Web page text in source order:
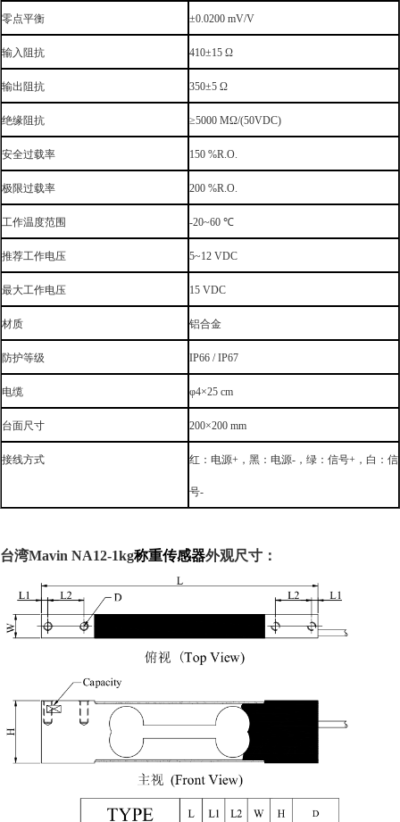
零点平衡 ±0.0200 mV/V
输入阻抗 410±15 Ω
输出阻抗 350±5 Ω
绝缘阻抗 ≥5000 MΩ/(50VDC)
安全过载率 150 %R.O.
极限过载率 200 %R.O.
工作温度范围 -20~60 ℃
推荐工作电压 5~12 VDC
最大工作电压 15 VDC
材质 铝合金
防护等级 IP66 / IP67
电缆 φ4×25 cm
台面尺寸 200×200 mm
接线方式 红：电源+ ，黑：电源- ，绿：信号+ ，白：信
号-
台湾Mavin NA12-1kg称重传感器外观尺寸：